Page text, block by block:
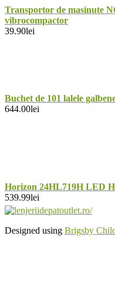
Transportor de masinute
vibrocompactor
39.90lei
Buchet de 101 lalele
644.00lei
Horizon 24HL719H LED
539.99lei
Designed using Brigsby